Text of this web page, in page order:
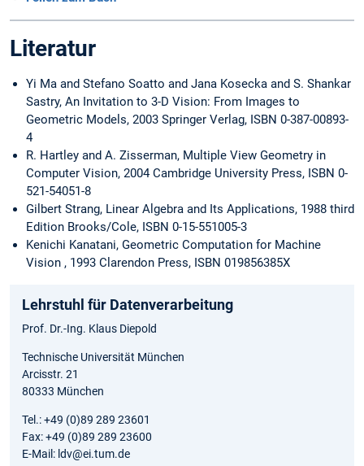
Literatur
Yi Ma and Stefano Soatto and Jana Kosecka and S. Shankar
Sastry, An Invitation to 3-D Vision: From Images to
Geometric Models, 2003 Springer Verlag, ISBN 0-387-00893-
4
R. Hartley and A. Zisserman, Multiple View Geometry in
Computer Vision, 2004 Cambridge University Press, ISBN 0-
521-54051-8
Gilbert Strang, Linear Algebra and Its Applications, 1988 third
Edition Brooks/Cole, ISBN 0-15-551005-3
Kenichi Kanatani, Geometric Computation for Machine
Vision , 1993 Clarendon Press, ISBN 019856385X
Lehrstuhl für Datenverarbeitung
Prof. Dr.-Ing. Klaus Diepold
Technische Universität München
Arcisstr. 21
80333 München
Tel.: +49 (0)89 289 23601
Fax: +49 (0)89 289 23600
E-Mail: ldv@ei.tum.de